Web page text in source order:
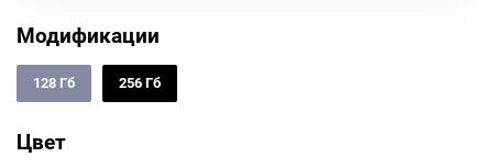
Модификации
128 Гб 256 Гб
Цвет